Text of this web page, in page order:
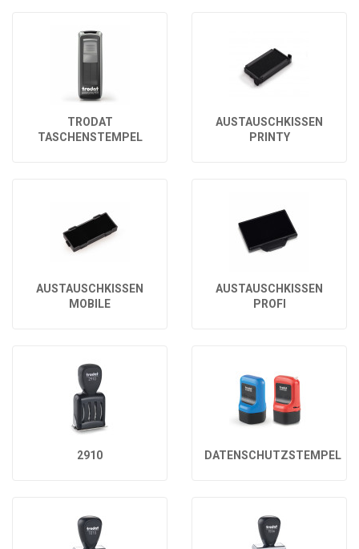
TRODAT
TASCHENSTEMPEL
AUSTAUSCHKISSEN
PRINTY
AUSTAUSCHKISSEN
MOBILE
AUSTAUSCHKISSEN
PROFI
2910 DATENSCHUTZSTEMPEL